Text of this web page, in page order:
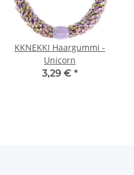
KKNEKKI Haargummi -
Unicorn
3,29 € *